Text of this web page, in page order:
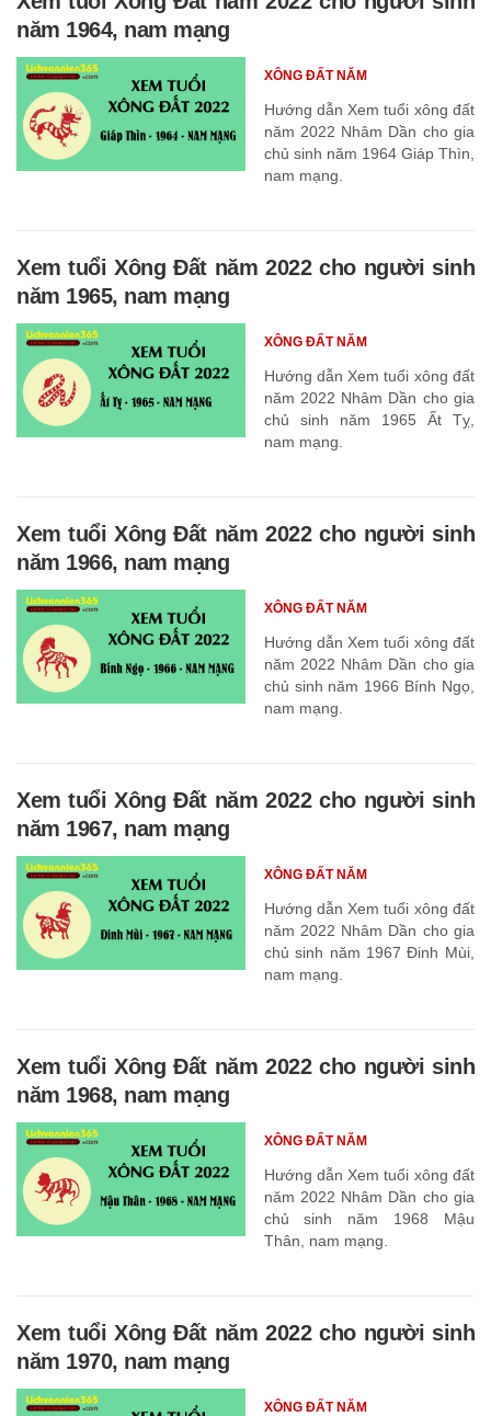
năm 1964, nam mạng
Hướng dẫn Xem tuổi xông đất
năm 2022 Nhâm Dần cho gia
chủ sinh năm 1964 Giáp Thìn,
nam mạng.
XÔNG ĐẤT NĂM
Xem tuổi Xông Đất năm 2022 cho người sinh
năm 1965, nam mạng
Hướng dẫn Xem tuổi xông đất
năm 2022 Nhâm Dần cho gia
chủ sinh năm 1965 Ất Tỵ,
nam mạng.
XÔNG ĐẤT NĂM
Xem tuổi Xông Đất năm 2022 cho người sinh
năm 1966, nam mạng
Hướng dẫn Xem tuổi xông đất
năm 2022 Nhâm Dần cho gia
chủ sinh năm 1966 Bính Ngọ,
nam mạng.
XÔNG ĐẤT NĂM
Xem tuổi Xông Đất năm 2022 cho người sinh
năm 1967, nam mạng
Hướng dẫn Xem tuổi xông đất
năm 2022 Nhâm Dần cho gia
chủ sinh năm 1967 Đinh Mùi,
nam mạng.
XÔNG ĐẤT NĂM
Xem tuổi Xông Đất năm 2022 cho người sinh
năm 1968, nam mạng
Hướng dẫn Xem tuổi xông đất
năm 2022 Nhâm Dần cho gia
chủ sinh năm 1968 Mậu
Thân, nam mạng.
XÔNG ĐẤT NĂM
Xem tuổi Xông Đất năm 2022 cho người sinh
năm 1970, nam mạng
XÔNG ĐẤT NĂM